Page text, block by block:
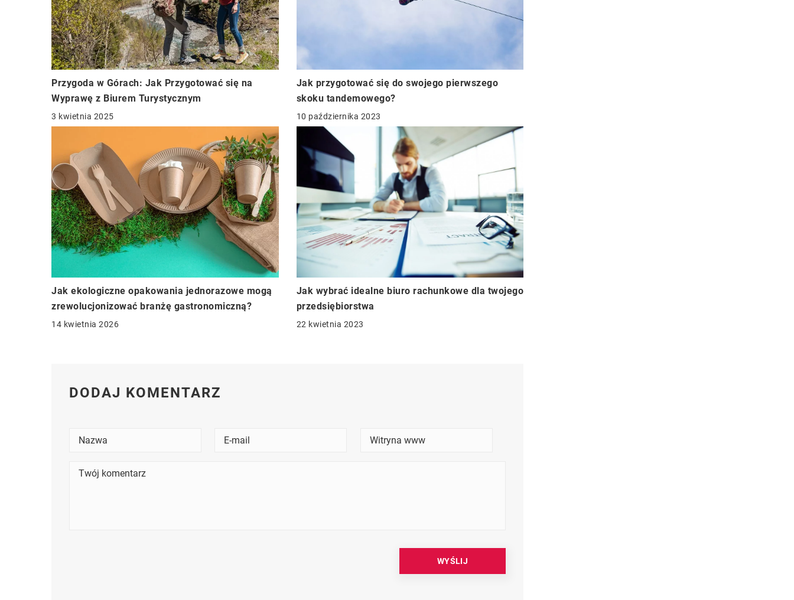
Przygoda w Górach: Jak Przygotować się na
Wyprawę z Biurem Turystycznym
3 kwietnia 2025
Jak przygotować się do swojego pierwszego
skoku tandemowego?
10 października 2023
Jak ekologiczne opakowania jednorazowe mogą
zrewolucjonizować branżę gastronomiczną?
14 kwietnia 2026
Jak wybrać idealne biuro rachunkowe dla twojego
przedsiębiorstwa
22 kwietnia 2023
DODAJ KOMENTARZ